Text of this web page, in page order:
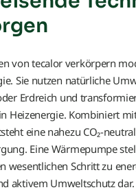
von tecalor verkörpern
Sie nutzen natürliche
Erdreich und
Heizenergie. Kombiniert
eine nahezu CO₂-
Eine Wärmepumpe
wesentlichen Schritt zu
aktivem Umweltschutz dar.